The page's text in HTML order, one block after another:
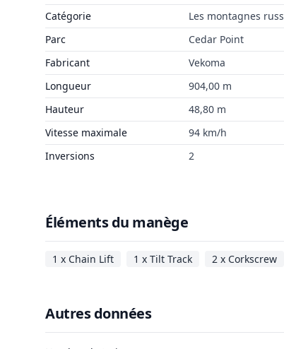
Catégorie
Les montagnes
Parc
Cedar Point
Fabricant
Vekoma
Longueur
904,00 m
Hauteur
48,80 m
Vitesse maximale
94 km/h
Inversions
2
Éléments du manège
1 x Chain Lift 1 x Tilt Track 2 x Corkscrew
Autres données